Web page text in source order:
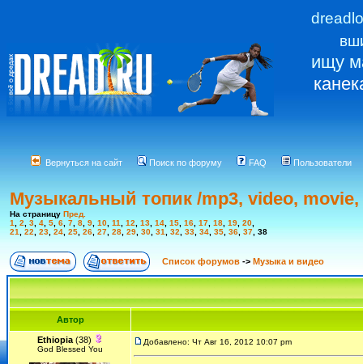
ищу
Вернуться на сайт Поиск по форуму FAQ Пользователи
Музыкальный топик /mp3, video,
На страницу Пред.
1
2 3 4 5 6 7 8 9 10 11 12 13 14 15 16 17 18 19 20
21
22 23 24 25 26 27 28 29 30 31 32 33 34 35 36 37 38
Список форумов -> Музыка и видео
Автор
Ethiopia(38)
God Blessed You
Добавлено: Чт Авг 16, 2012 10:07 pm